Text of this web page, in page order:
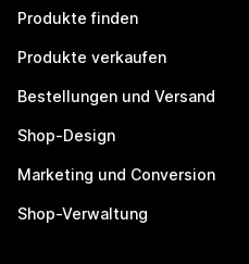
Produkte finden
Produkte verkaufen
Bestellungen und Versand
Shop-Design
Marketing und Conversion
Shop-Verwaltung